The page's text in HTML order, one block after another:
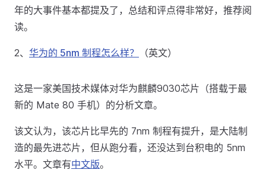
年的大事件基本都提及了，总结和评点得非常好，推荐阅
读。
2、 华为的 5nm 制程怎么样？ （英文）
这是一家美国技术媒体对华为麒麟9030芯片（搭载于最
新的 Mate 80 手机）的分析文章。
该文认为，该芯片比早先的 7nm 制程有提升，是大陆制
造的最先进芯片，但从跑分看，还没达到台积电的 5nm
水平。文章有中文版。